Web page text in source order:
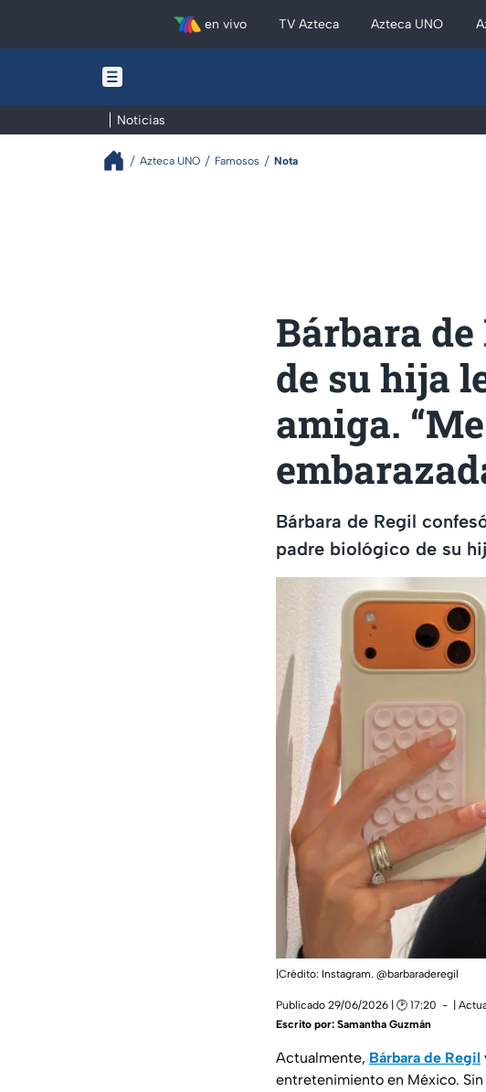
en vivo TV Azteca Azteca UNO
Noticias
Azteca UNO Famosos Nota
Bárbara
de su hija
amiga.
Bárbara de Regil
padre biológico de su
|Crédito: Instagram. @barbaraderegil
Publicado 29/06/2026 | 🕑 17:20 |
Escrito por: Samantha Guzmán
Actualmente, Bárbara de Regil
entretenimiento en México.